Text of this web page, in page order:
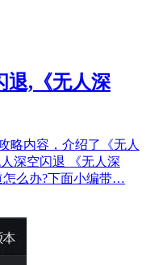
退,《无人深
略内容，介绍了《无人
深空闪退 《无人深
怎么办?下面小编带…